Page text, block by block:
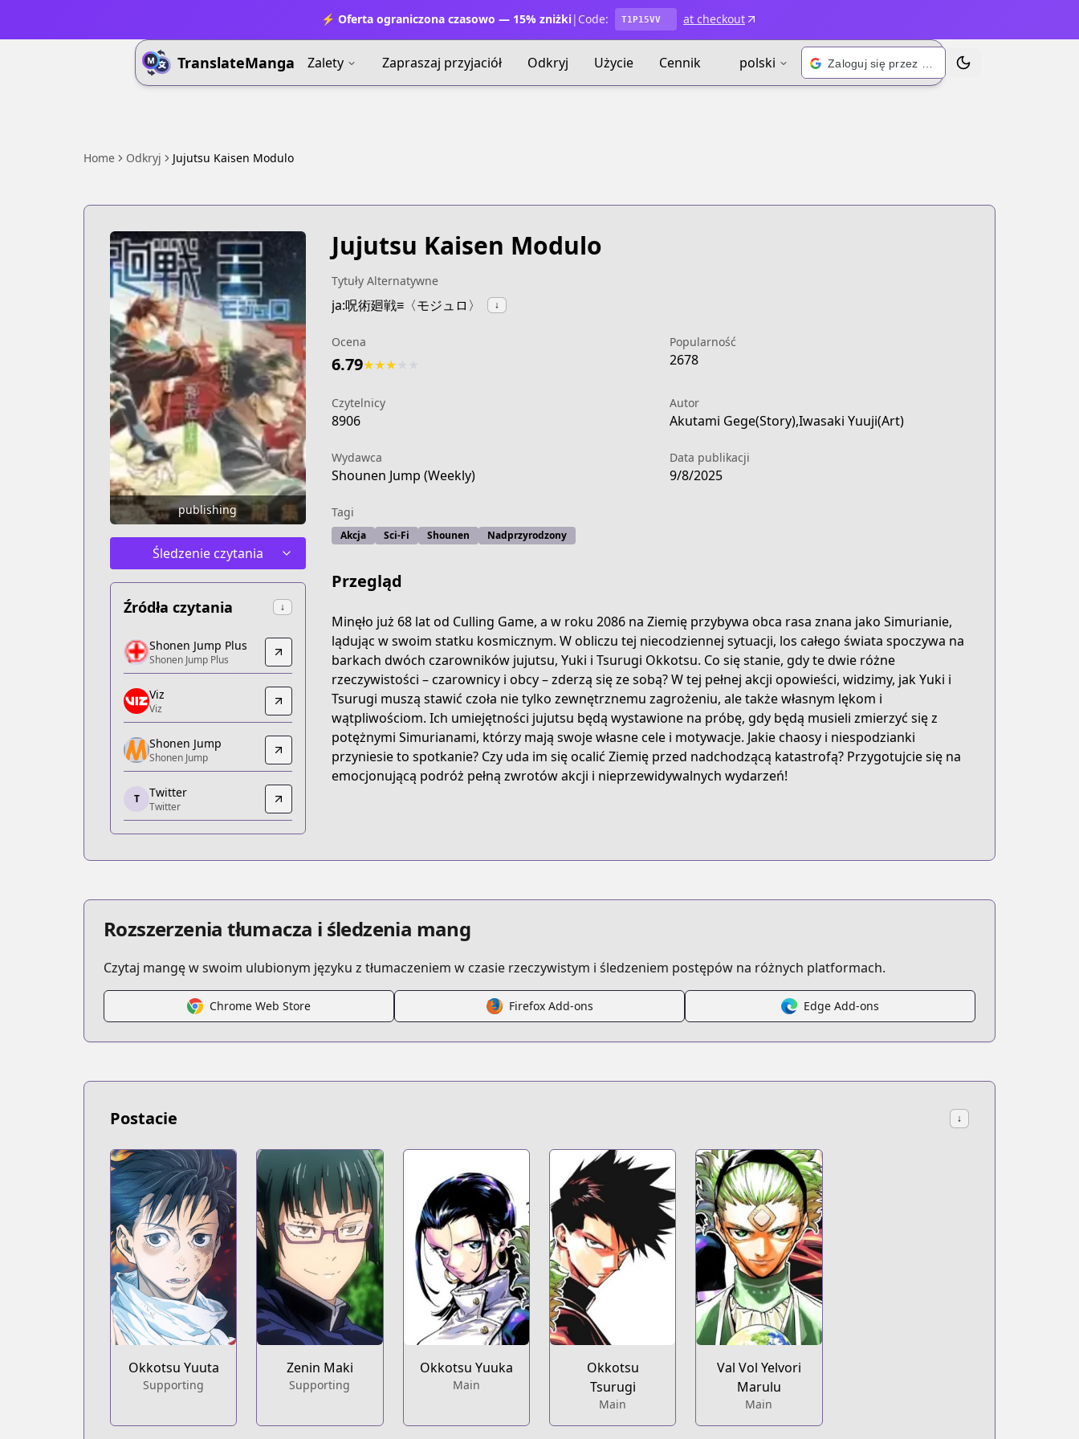
⚡ Oferta ograniczona czasowo — 15% zniżki| Code: T1P15VV at checkout
TranslateManga Zalety Zapraszaj przyjaciół Odkryj Użycie Cennik polski Przełącz motyw
Home Odkryj Jujutsu Kaisen Modulo
publishing
Śledzenie czytania
Źródła czytania ↓
Shonen Jump Plus
Shonen Jump Plus
https://shonenjumpplus.com/episode/17107094910448169436
Viz
Viz
https://www.viz.com/shonenjump/chapters/jujutsu-kaisen-modulo
Shonen Jump
Shonen Jump
https://www.shonenjump.com/j/rensai/jujutsu-modulo.html
Twitter
Twitter
Shonen Jump Plus
Shonen Jump Plus
Viz
Viz
Shonen Jump
Shonen Jump
T Twitter
Twitter
Jujutsu Kaisen Modulo
Tytuły Alternatywne
ja:呪術廻戦≡〈モジュロ〉 ↓
Ocena
6.79★★★
Popularność
2678
Czytelnicy
8906
Autor
Akutami Gege(Story),Iwasaki Yuuji(Art)
Wydawca
Shounen Jump (Weekly)
Data publikacji
9/8/2025
Tagi
Akcja Sci-Fi Shounen Nadprzyrodzony
Przegląd
Minęło już 68 lat od Culling Game, a w roku 2086 na Ziemię przybywa obca rasa znana jako Simurianie,
lądując w swoim statku kosmicznym. W obliczu tej niecodziennej sytuacji, los całego świata spoczywa na
barkach dwóch czarowników jujutsu, Yuki i Tsurugi Okkotsu. Co się stanie, gdy te dwie różne
rzeczywistości – czarownicy i obcy – zderzą się ze sobą? W tej pełnej akcji opowieści, widzimy, jak Yuki i
Tsurugi muszą stawić czoła nie tylko zewnętrznemu zagrożeniu, ale także własnym lękom i
wątpliwościom. Ich umiejętności jujutsu będą wystawione na próbę, gdy będą musieli zmierzyć się z
potężnymi Simurianami, którzy mają swoje własne cele i motywacje. Jakie chaosy i niespodzianki
przyniesie to spotkanie? Czy uda im się ocalić Ziemię przed nadchodzącą katastrofą? Przygotujcie się na
emocjonującą podróż pełną zwrotów akcji i nieprzewidywalnych wydarzeń!
Rozszerzenia tłumacza i śledzenia mang
Czytaj mangę w swoim ulubionym języku z tłumaczeniem w czasie rzeczywistym i śledzeniem postępów na różnych platformach.
Chrome Web Store Firefox Add-ons Edge Add-ons
Postacie ↓
Okkotsu Yuuta
Supporting
Zenin Maki
Supporting
Okkotsu Yuuka
Main
Okkotsu
Tsurugi
Main
Val Vol Yelvori
Marulu
Main